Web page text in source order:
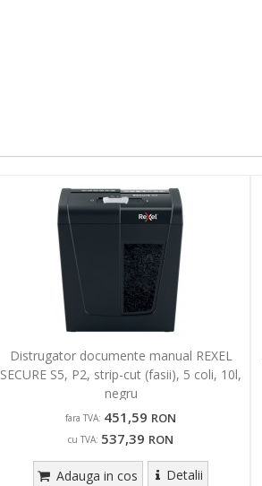
Distrugator documente manual REXEL
SECURE S5, P2, strip-cut (fasii), 5 coli, 10l,
negru
fara TVA: 451,59 RON
cu TVA: 537,39 RON
Adauga in cos Detalii